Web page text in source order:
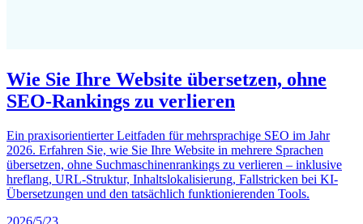
Wie Sie Ihre Website übersetzen, ohne
SEO-Rankings zu verlieren
Ein praxisorientierter Leitfaden für mehrsprachige SEO im Jahr
2026. Erfahren Sie, wie Sie Ihre Website in mehrere Sprachen
übersetzen, ohne Suchmaschinenrankings zu verlieren – inklusive
hreflang, URL-Struktur, Inhaltslokalisierung, Fallstricken bei KI-
Übersetzungen und den tatsächlich funktionierenden Tools.
2026/5/23